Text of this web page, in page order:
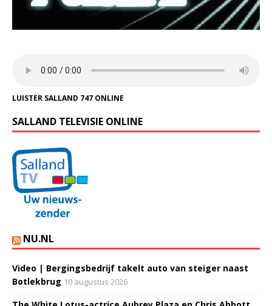
LUISTER SALLAND 747 ONLINE
SALLAND TELEVISIE ONLINE
NU.NL
Video | Bergingsbedrijf takelt auto van steiger naast
Botlekbrug 10 augustus 2026